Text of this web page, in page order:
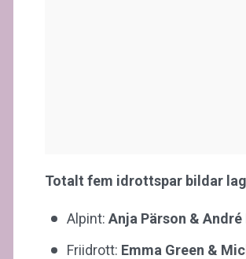
Totalt fem idrottspar bildar
Alpint: Anja Pärson &
Friidrott: Emma Green &